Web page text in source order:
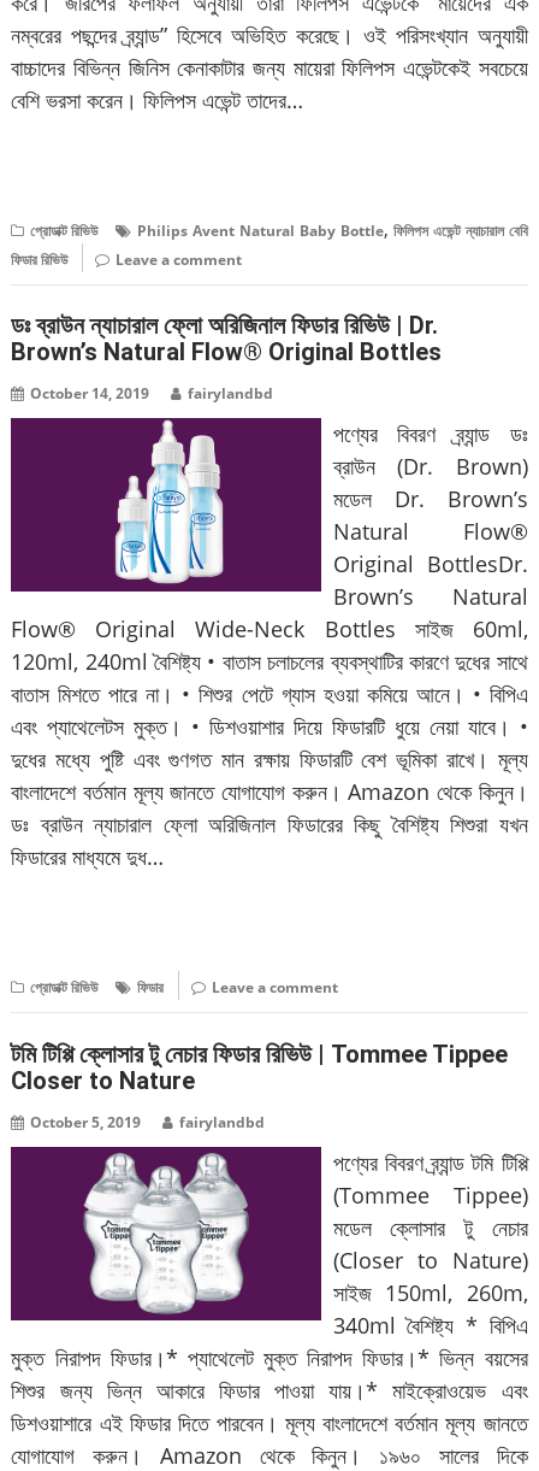
নম্বরের পছন্দের ব্র্যান্ড” হিসেবে অভিহিত করেছে। ওই পরিসংখ্যান অনুযায়ী
বাচ্চাদের বিভিন্ন জিনিস কেনাকাটার জন্য মায়েরা ফিলিপস এভেন্টকেই সবচেয়ে
বেশি ভরসা করেন। ফিলিপস এভেন্ট তাদের…
প্রোডাক্ট রিভিউ Philips Avent Natural Baby Bottle,ফিলিপস এভেন্ট ন্যাচারাল বেবি
ফিডার রিভিউ
Leave a comment
ডঃ ব্রাউন ন্যাচারাল ফ্লো অরিজিনাল ফিডার রিভিউ | Dr.
Brown’s Natural Flow® Original Bottles
October 14, 2019 fairylandbd
পণ্যের বিবরণ ব্র্যান্ড ডঃ
ব্রাউন (Dr. Brown)
মডেল Dr. Brown’s
Natural Flow®
Original BottlesDr.
Brown’s Natural
Flow® Original Wide-Neck Bottles সাইজ 60ml,
120ml, 240ml বৈশিষ্ট্য • বাতাস চলাচলের ব্যবস্থাটির কারণে দুধের সাথে
বাতাস মিশতে পারে না। • শিশুর পেটে গ্যাস হওয়া কমিয়ে আনে। • বিপিএ
এবং প্যাথেলেটস মুক্ত। • ডিশওয়াশার দিয়ে ফিডারটি ধুয়ে নেয়া যাবে। •
দুধের মধ্যে পুষ্টি এবং গুণগত মান রক্ষায় ফিডারটি বেশ ভূমিকা রাখে। মূল্য
বাংলাদেশে বর্তমান মূল্য জানতে যোগাযোগ করুন। Amazon থেকে কিনুন।
ডঃ ব্রাউন ন্যাচারাল ফ্লো অরিজিনাল ফিডারের কিছু বৈশিষ্ট্য শিশুরা যখন
ফিডারের মাধ্যমে দুধ…
প্রোডাক্ট রিভিউ ফিডার Leave a comment
টমি টিপ্পি ক্লোসার টু নেচার ফিডার রিভিউ | Tommee Tippee
Closer to Nature
October 5, 2019 fairylandbd
পণ্যের বিবরণ ব্র্যান্ড টমি টিপ্পি
(Tommee Tippee)
মডেল ক্লোসার টু নেচার
(Closer to Nature)
সাইজ 150ml, 260m,
340ml বৈশিষ্ট্য * বিপিএ
মুক্ত নিরাপদ ফিডার।* প্যাথেলেট মুক্ত নিরাপদ ফিডার।* ভিন্ন বয়সের
শিশুর জন্য ভিন্ন আকারে ফিডার পাওয়া যায়।* মাইক্রোওয়েভ এবং
ডিশওয়াশারে এই ফিডার দিতে পারবেন। মূল্য বাংলাদেশে বর্তমান মূল্য জানতে
যোগাযোগ করুন। Amazon থেকে কিনুন। ১৯৬০ সালের দিকে